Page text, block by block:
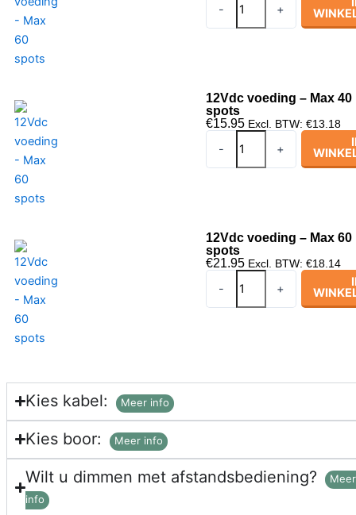
-
voeding
spots
aantal
+
12Vdc voeding – Max 40
spots
€15.95 Excl. BTW: €13.18
-
voeding
spots
aantal
+
12Vdc voeding – Max 60
spots
€21.95 Excl. BTW: €18.14
-
voeding
+
Kies kabel: Meer info
Kies boor: Meer info
Wilt u dimmen met afstandsbediening?
Meer
info